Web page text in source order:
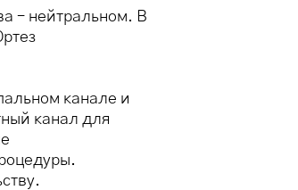
– нейтральном. В
канале и
канал для